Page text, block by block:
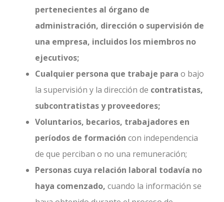
pertenecientes al órgano de
administración, dirección o supervisión de
una empresa, incluidos los miembros no
ejecutivos;
Cualquier persona que trabaje para o bajo
la supervisión y la dirección de contratistas,
subcontratistas y proveedores;
Voluntarios, becarios, trabajadores en
períodos de formación con independencia
de que perciban o no una remuneración;
Personas cuya relación laboral todavía no
haya comenzado, cuando la información se